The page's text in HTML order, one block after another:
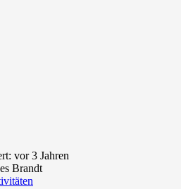
vor 3 Jahren
Brandt